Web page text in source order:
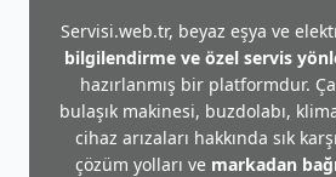
Servisi.web.tr, beyaz eşya ve
bilgilendirme ve özel servis
hazırlanmış bir platformdur.
bulaşık makinesi, buzdolabı,
cihaz arızaları hakkında sık
çözüm yolları ve markadan